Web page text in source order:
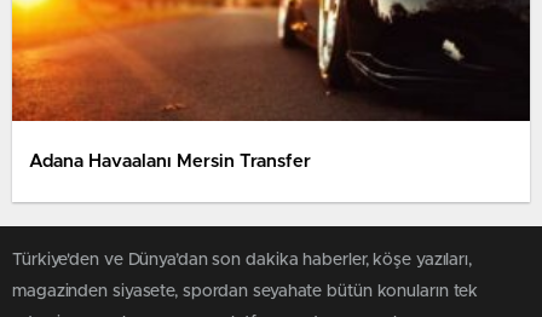
Adana Havaalanı Mersin Transfer
Türkiye'den ve Dünya’dan son dakika haberler, köşe yazıları,
magazinden siyasete, spordan seyahate bütün konuların tek